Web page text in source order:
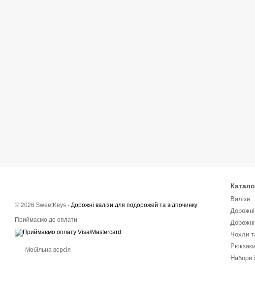
© 2026 SweetKeys - Дорожні валізи для подорожей та відпочинку
Приймаємо до оплати
Мобільна версія
Валізи
Чохли
Набори